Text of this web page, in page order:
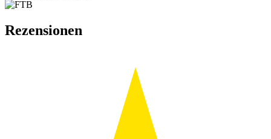
Rezensionen